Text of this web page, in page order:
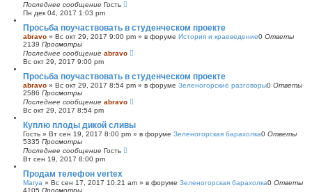
Последнее сообщение Гость
Пн дек 04, 2017 1:03 pm
Просьба поучаствовать в студенческом проекте
abravo » Вс окт 29, 2017 9:00 pm » в форуме История и краеведение0 Ответы
2139 Просмотры
Последнее сообщение abravo
Вс окт 29, 2017 9:00 pm
Просьба поучаствовать в студенческом проекте
abravo » Вс окт 29, 2017 8:54 pm » в форуме Зеленогорские разговоры0 Ответы
2586 Просмотры
Последнее сообщение abravo
Вс окт 29, 2017 8:54 pm
Куплю плоды дикой сливы
Гость » Вт сен 19, 2017 8:00 pm » в форуме Зеленогорская барахолка0 Ответы
5335 Просмотры
Последнее сообщение Гость
Вт сен 19, 2017 8:00 pm
Продам телефон vertex
Marya » Вс сен 17, 2017 10:21 am » в форуме Зеленогорская барахолка0 Ответы
4105 Просмотры